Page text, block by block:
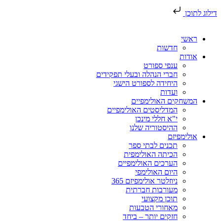
דילוג לתוכן
ראשי
חדשות
אודות
ענפי ספורט
חברי הנהלה ובעלי תפקידים
היחידה לספורט הישגי
ועדות
המשחקים האולימפיים
המדליסטים האולימפיים
י"א חללי מינכן
ההיסטוריה שלנו
אולימפיזם
תכנים לבתי ספר
הכיתה האולימפית
הערכים האולימפיים
היום האולימפי
ניוזלטר אולימפיזם 365
מעורבות חברתית
תוכן מקצועי
מאחורי הטבעות
חזקים יותר – ביחד